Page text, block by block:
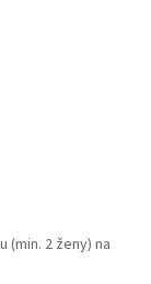
2 ženy) na